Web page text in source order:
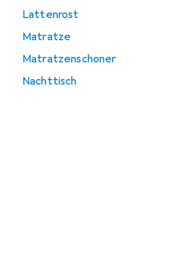
Lattenrost
Matratze
Matratzenschoner
Nachttisch